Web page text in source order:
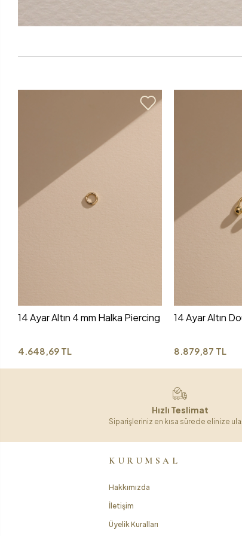
14 Ayar Altın 4 mm Halka Piercing
4.648,69 TL
14 Ayar Altın
8.879,87 TL
Hızlı Teslimat
Siparişleriniz en kısa sürede elinize
KURUMSAL
Hakkımızda
İletişim
Üyelik Kuralları